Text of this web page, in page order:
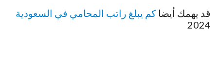
قد يهمك أيضا كم يبلغ راتب المحامي في السعودية
2024